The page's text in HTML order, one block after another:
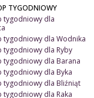
TYGODNIOWY
tygodniowy dla
tygodniowy dla Wodnika
tygodniowy dla Ryby
tygodniowy dla Barana
tygodniowy dla Byka
tygodniowy dla Bliźniąt
tygodniowy dla Raka